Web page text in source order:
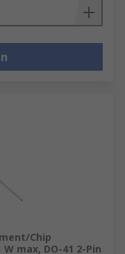
Chip
max, DO-41 2-Pin